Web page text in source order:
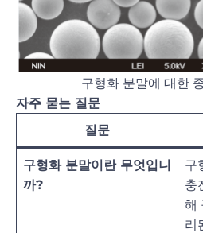
구형화 분말에 대한
자주 묻는 질문
질문
구형화 분말이란 무엇입니
까?
구
충
해
리